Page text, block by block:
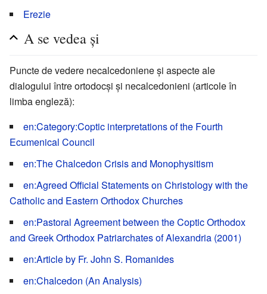
Erezie
A se vedea și
Puncte de vedere necalcedoniene și aspecte ale
dialogului între ortodocși și necalcedonieni (articole în
limba engleză):
en:Category:Coptic interpretations of the Fourth
Ecumenical Council
en:The Chalcedon Crisis and Monophysitism
en:Agreed Official Statements on Christology with the
Catholic and Eastern Orthodox Churches
en:Pastoral Agreement between the Coptic Orthodox
and Greek Orthodox Patriarchates of Alexandria (2001)
en:Article by Fr. John S. Romanides
en:Chalcedon (An Analysis)